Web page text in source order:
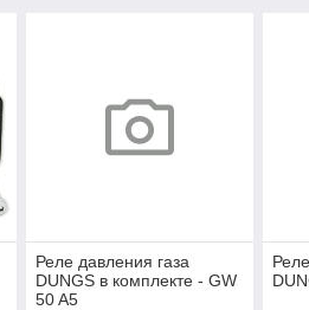
Реле давления газа
DUNGS в комплекте - GW
50 A5